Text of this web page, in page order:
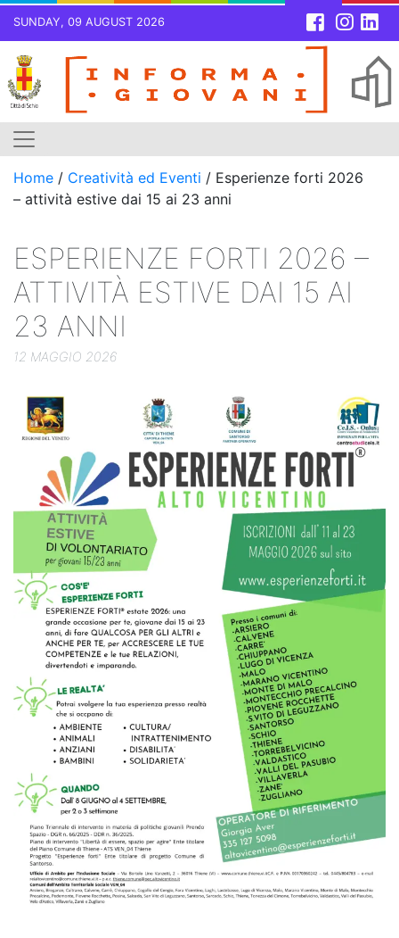
SUNDAY, 09 AUGUST 2026
Skip
content
Home / Creatività ed Eventi / Esperienze forti 2026
– attività estive dai 15 ai 23 anni
ESPERIENZE FORTI 2026 –
ATTIVITÀ ESTIVE DAI 15 AI
23 ANNI
12 MAGGIO 2026